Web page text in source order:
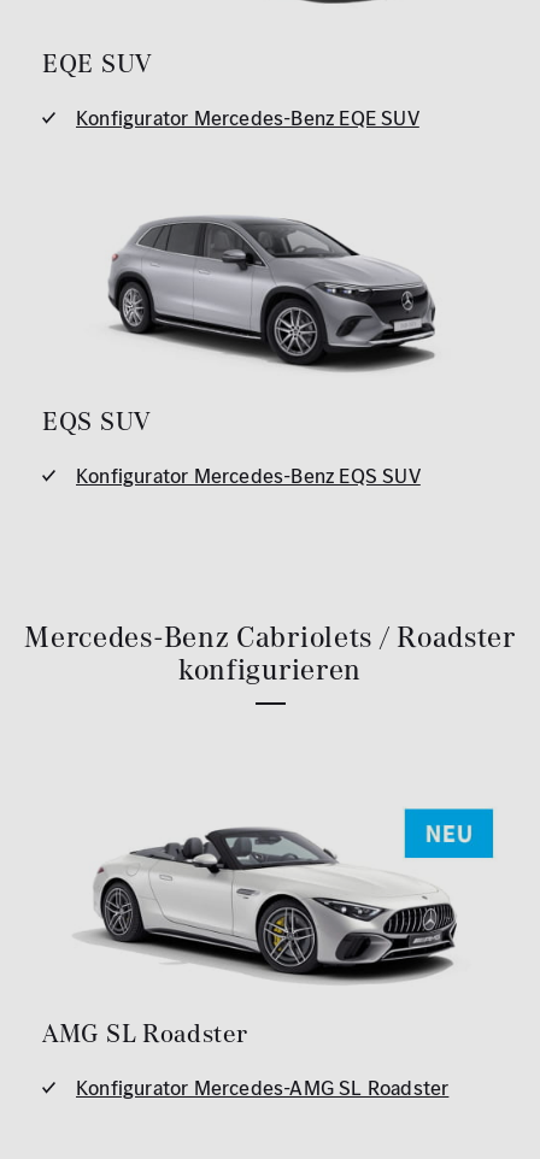
EQE SUV
Konfigurator Mercedes-Benz EQE SUV
EQS SUV
Konfigurator Mercedes-Benz EQS SUV
Mercedes-Benz Cabriolets / Roadster
konfigurieren
AMG SL Roadster
Konfigurator Mercedes-AMG SL Roadster